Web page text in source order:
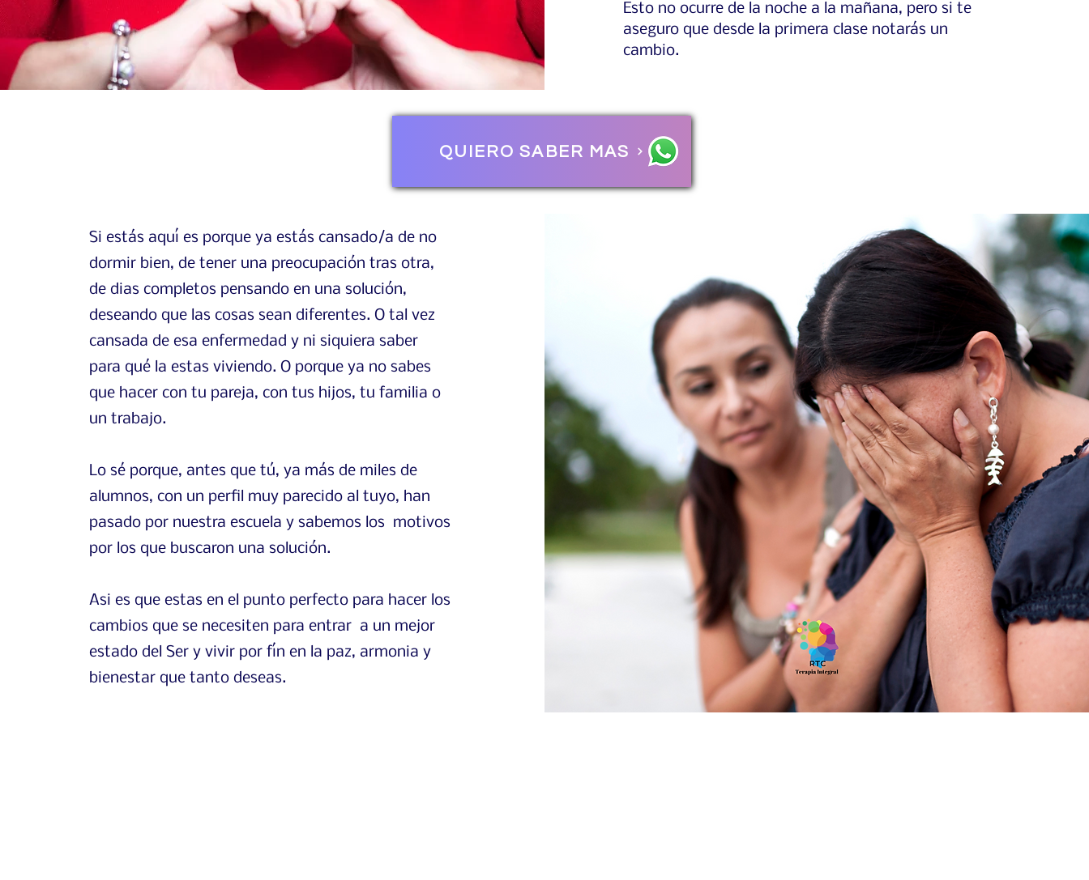
QUIERO SABER MAS
Esto no ocurre de la noche a la mañana, pero si te
aseguro que desde la primera clase notarás un
cambio.
Si estás aquí es porque ya estás cansado/a de no
dormir bien, de tener una preocupación tras otra,
de dias completos pensando en una solución,
deseando que las cosas sean diferentes. O tal vez
cansada de esa enfermedad y ni siquiera saber
para qué la estas viviendo. O porque ya no sabes
que hacer con tu pareja, con tus hijos, tu familia o
un trabajo.
Lo sé porque, antes que tú, ya más de miles de
alumnos, con un perfil muy parecido al tuyo, han
pasado por nuestra escuela y sabemos los motivos
por los que buscaron una solución.
Asi es que estas en el punto perfecto para hacer los
cambios que se necesiten para entrar a un mejor
estado del Ser y vivir por fín en la paz, armonia y
bienestar que tanto deseas.